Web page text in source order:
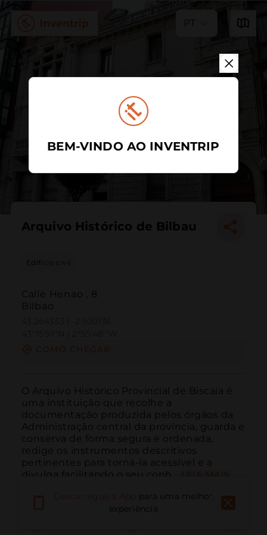
PT
Arquivo Histórico de Bilbau
Edifício civil
Calle Henao , 8
Bilbao
O Arquivo Histórico Provincial de Biscaia é
uma instituição que recolhe a
documentação produzida pelos órgãos da
Administração central da província, guarda e
conserva de forma segura e ordenada,
redige os instrumentos descritivos
pertinentes para torná-la acessível e a
divulga facilitando o seu conh...
para uma melhor
experiência
BEM-VINDO AO INVENTRIP